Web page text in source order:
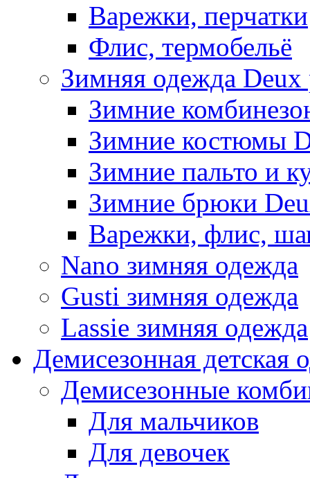
Варежки, перчатки
Флис, термобельё
Зимняя одежда Deux
Зимние
Зимние костюмы
Зимние пальто и
Зимние брюки
Варежки, флис,
Nano зимняя одежда
Gusti зимняя одежда
Lassie зимняя одежда
Демисезонная детская
Демисезонные
Для мальчиков
Для девочек